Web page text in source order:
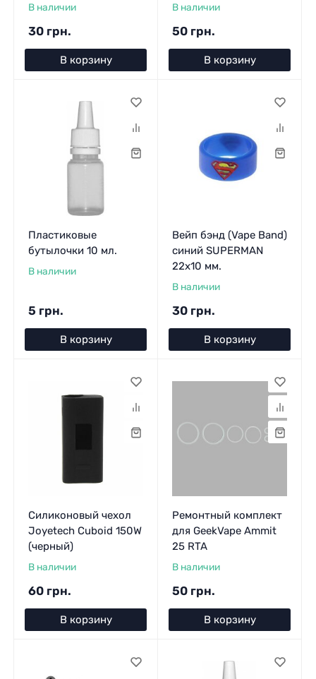
В наличии
30 грн.
В корзину
В наличии
50 грн.
В корзину
Пластиковые
бутылочки 10 мл.
В наличии
5 грн.
В корзину
Вейп бэнд (Vape Band)
синий SUPERMAN
22x10 мм.
В наличии
30 грн.
В корзину
Силиконовый чехол
Joyetech Cuboid 150W
(черный)
В наличии
60 грн.
В корзину
Ремонтный комплект
для GeekVape Ammit
25 RTA
В наличии
50 грн.
В корзину